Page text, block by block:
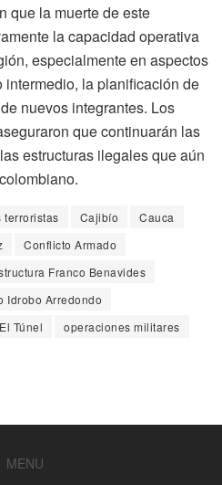
que la muerte de este
la capacidad operativa
especialmente en aspectos
la planificación de
nuevos integrantes. Los
que continuarán las
estructuras ilegales que aún
terroristas Cajibío
Cauca
Conflicto Armado
Franco Benavides
Idrobo Arredondo
Túnel
operaciones militares